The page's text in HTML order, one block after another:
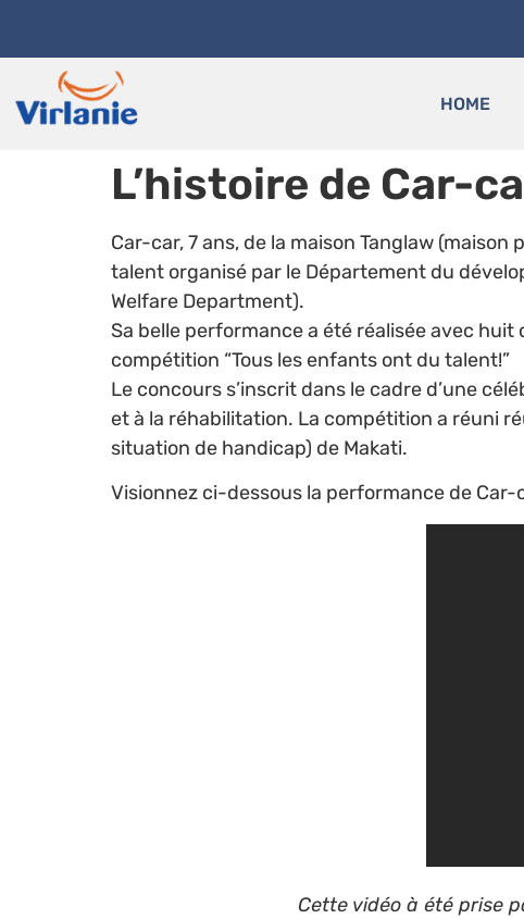
HOME
L’histoire de Car-
Car-car, 7 ans, de la maison Tanglaw
talent organisé par le Département du
Welfare Department).
Sa belle performance a été réalisée avec huit
compétition “Tous les enfants ont du talent!”
Le concours s’inscrit dans le cadre d’une
et à la réhabilitation. La compétition a réuni
situation de handicap) de Makati.
Visionnez ci-dessous la performance de Car-
Cette vidéo à été prise